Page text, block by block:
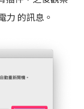
力 的訊息。